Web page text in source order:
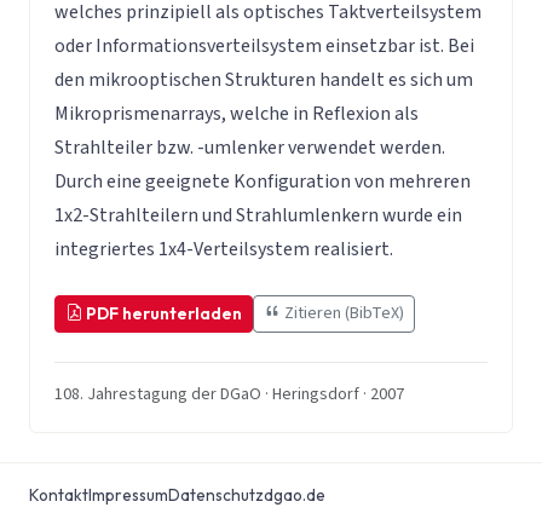
welches prinzipiell als optisches Taktverteilsystem
oder Informationsverteilsystem einsetzbar ist. Bei
den mikrooptischen Strukturen handelt es sich um
Mikroprismenarrays, welche in Reflexion als
Strahlteiler bzw. -umlenker verwendet werden.
Durch eine geeignete Konfiguration von mehreren
1x2-Strahlteilern und Strahlumlenkern wurde ein
integriertes 1x4-Verteilsystem realisiert.
PDF herunterladen Zitieren (BibTeX)
108. Jahrestagung der DGaO · Heringsdorf · 2007
KontaktImpressumDatenschutzdgao.de